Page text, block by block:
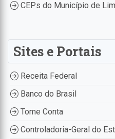
CEPs do Município de
Sites e Portais
Receita Federal
Banco do Brasil
Tome Conta
Controladoria-Geral do